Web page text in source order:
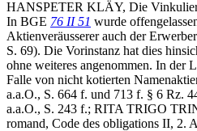
HANSPETER KLÄY, Die
In BGE 76 II 51 wurde
Aktienveräusserer auch der
S. 69). Die Vorinstanz hat dies
ohne weiteres angenommen. In der
Falle von nicht kotierten
a.a.O., S. 664 f. und 713 f. § 6 Rz.
a.a.O., S. 243 f.; RITA TRIGO
romand, Code des obligations II, 2.